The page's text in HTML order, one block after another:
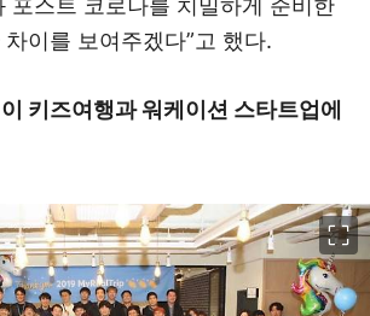
포스트 코로나를 치밀하게 준비한
이를 보여주겠다”고 했다.
키즈여행과 워케이션 스타트업에